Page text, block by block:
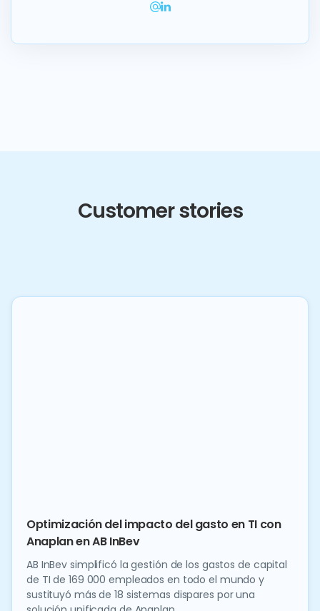
Customer stories
Optimización del impacto del gasto en TI con
Anaplan en AB InBev
AB InBev simplificó la gestión de los gastos de capital
de TI de 169 000 empleados en todo el mundo y
sustituyó más de 18 sistemas dispares por una